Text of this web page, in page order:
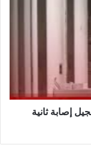
إصابة ثانية